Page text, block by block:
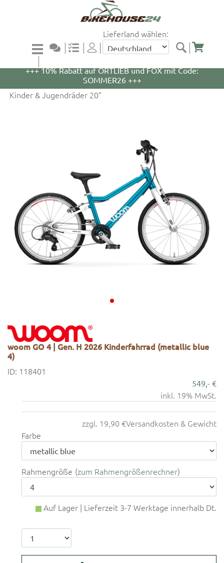
Lieferland wählen:
+++ 5% Rabatt auf WOOM Bikes und Zubehör mit
+++ 10% Rabatt auf ORTLIEB und FOX mit Code:
SOMMER26 +++
Kinder & Jugendräder 20"
woom GO 4 | Gen. H 2026 Kinderfahrrad (metallic blue
4)
ID: 118401
549,- €
inkl. 19% MwSt.
zzgl. 19,90 €Versandkosten & Gewicht
Farbe
Rahmengröße zum Rahmengrößenrechner
Auf Lager | Lieferzeit 3-7 Werktage innerhalb Dt.